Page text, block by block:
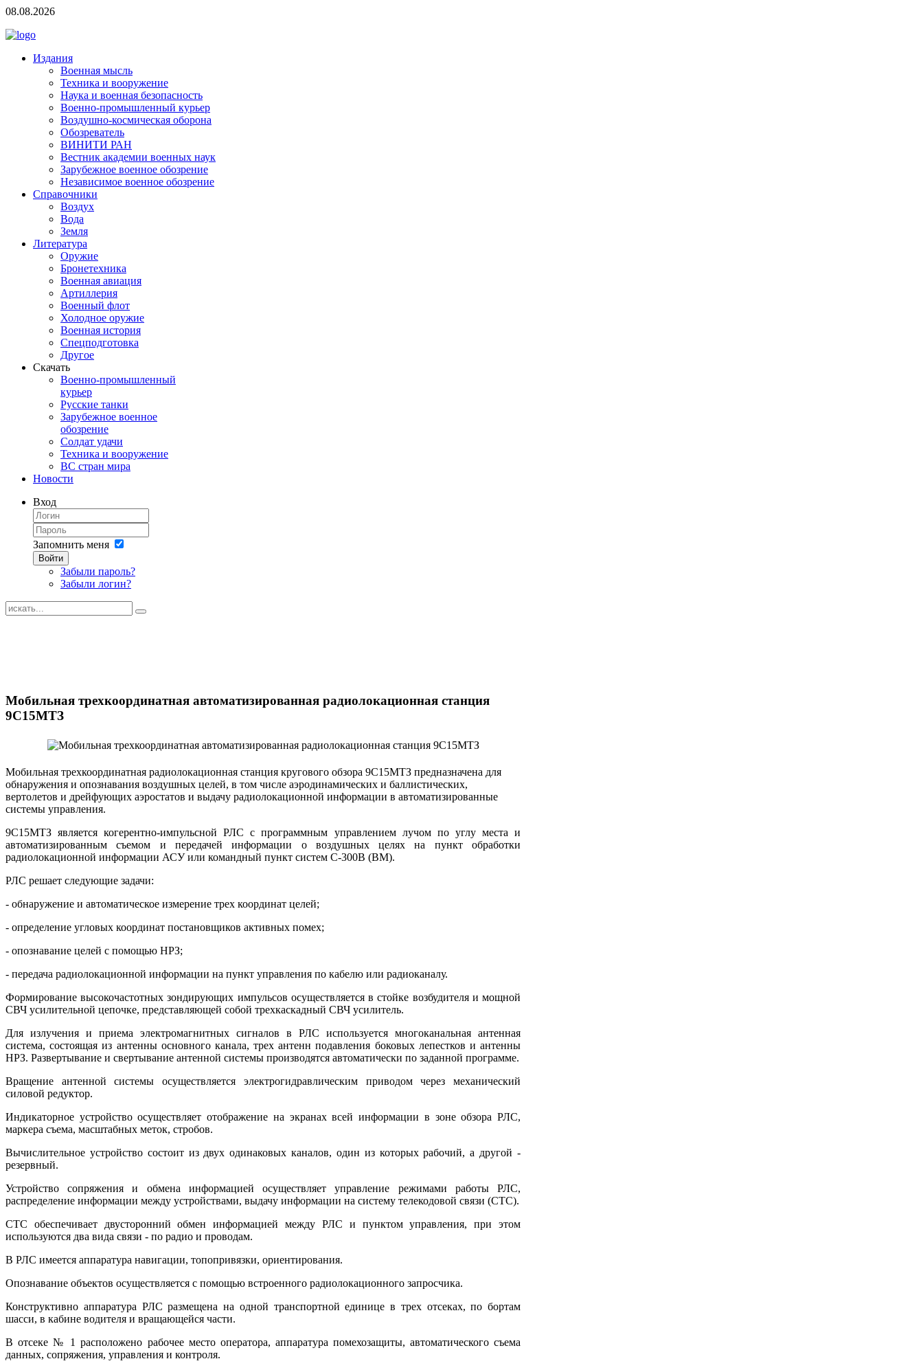
08.08.2026
Издания
Военная мысль
Техника и вооружение
Наука и военная безопасность
Военно-промышленный курьер
Воздушно-космическая оборона
Обозреватель
ВИНИТИ РАН
Вестник академии военных наук
Зарубежное военное обозрение
Независимое военное обозрение
Справочники
Воздух
Вода
Земля
Литература
Оружие
Бронетехника
Военная авиация
Артиллерия
Военный флот
Холодное оружие
Военная история
Спецподготовка
Другое
Скачать
Военно-промышленный
курьер
Русские танки
Зарубежное военное
обозрение
Солдат удачи
Техника и вооружение
ВС стран мира
Новости
Вход
Запомнить меня
Войти
Забыли пароль?
Забыли логин?
Мобильная трехкоординатная автоматизированная радиолокационная станция
9С15МТЗ
Мобильная трехкоординатная радиолокационная станция кругового обзора 9С15МТЗ предназначена для
обнаружения и опознавания воздушных целей, в том числе аэродинамических и баллистических,
вертолетов и дрейфующих аэростатов и выдачу радиолокационной информации в автоматизированные
системы управления.
9С15МТЗ является когерентно-импульсной РЛС с программным управлением лучом по углу места и
автоматизированным съемом и передачей информации о воздушных целях на пункт обработки
радиолокационной информации АСУ или командный пункт систем С-300В (ВМ).
РЛС решает следующие задачи:
- обнаружение и автоматическое измерение трех координат целей;
- определение угловых координат постановщиков активных помех;
- опознавание целей с помощью НРЗ;
- передача радиолокационной информации на пункт управления по кабелю или радиоканалу.
Формирование высокочастотных зондирующих импульсов осуществляется в стойке возбудителя и мощной
СВЧ усилительной цепочке, представляющей собой трехкаскадный СВЧ усилитель.
Для излучения и приема электромагнитных сигналов в РЛС используется многоканальная антенная
система, состоящая из антенны основного канала, трех антенн подавления боковых лепестков и антенны
НРЗ. Развертывание и свертывание антенной системы производятся автоматически по заданной программе.
Вращение антенной системы осуществляется электрогидравлическим приводом через механический
силовой редуктор.
Индикаторное устройство осуществляет отображение на экранах всей информации в зоне обзора РЛС,
маркера съема, масштабных меток, стробов.
Вычислительное устройство состоит из двух одинаковых каналов, один из которых рабочий, а другой -
резервный.
Устройство сопряжения и обмена информацией осуществляет управление режимами работы РЛС,
распределение информации между устройствами, выдачу информации на систему телекодовой связи (СТС).
СТС обеспечивает двусторонний обмен информацией между РЛС и пунктом управления, при этом
используются два вида связи - по радио и проводам.
В РЛС имеется аппаратура навигации, топопривязки, ориентирования.
Опознавание объектов осуществляется с помощью встроенного радиолокационного запросчика.
Конструктивно аппаратура РЛС размещена на одной транспортной единице в трех отсеках, по бортам
шасси, в кабине водителя и вращающейся части.
В отсеке № 1 расположено рабочее место оператора, аппаратура помехозащиты, автоматического съема
данных, сопряжения, управления и контроля.